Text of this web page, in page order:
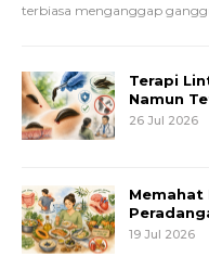
terbiasa menganggap
Terapi
Namun
26 Jul 2026
Memahat
19 Jul 2026